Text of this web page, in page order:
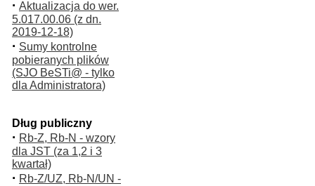
· Aktualizacja do wer.
5.017.00.06 (z dn.
2019-12-18)
· Sumy kontrolne
pobieranych plików
(SJO BeSTi@ - tylko
dla Administratora)
Dług publiczny
· Rb-Z, Rb-N - wzory
dla JST (za 1,2 i 3
kwartał)
· Rb-Z/UZ, Rb-N/UN -